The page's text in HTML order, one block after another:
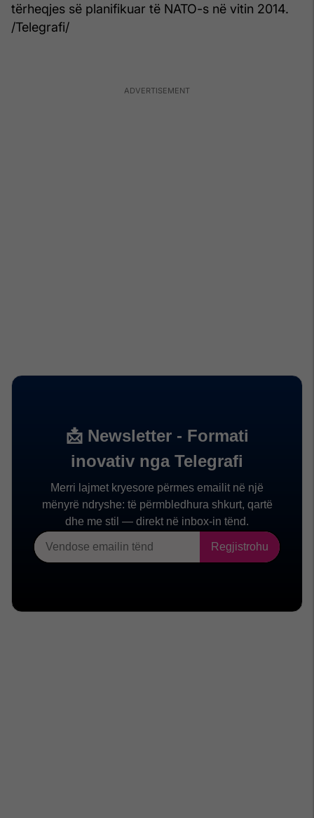
tërheqjes së planifikuar të NATO-s në vitin 2014.
/Telegrafi/